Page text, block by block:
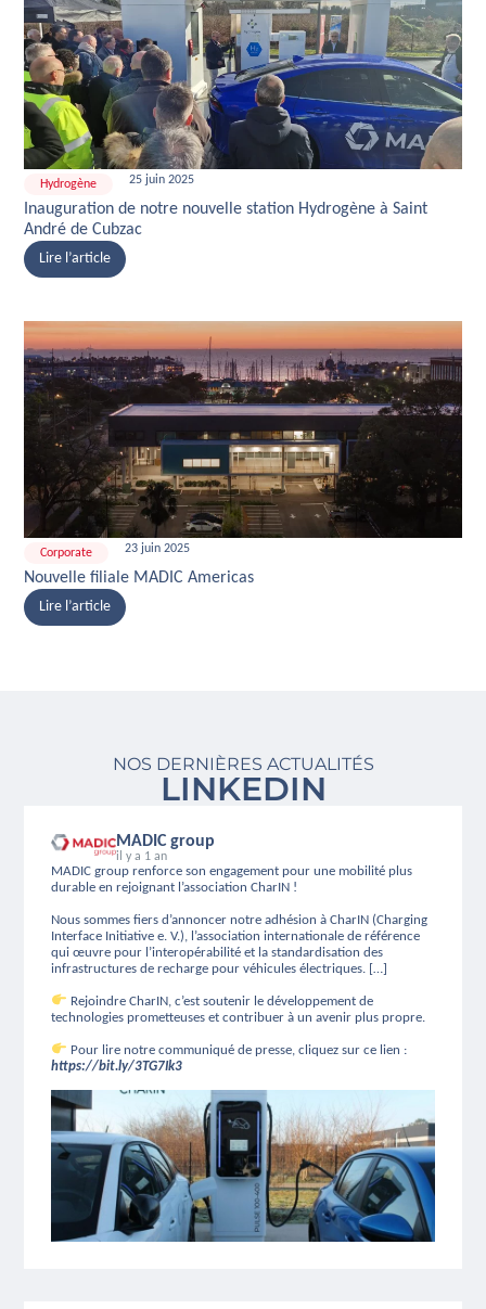
Hydrogène 25 juin 2025
Inauguration de notre nouvelle station Hydrogène à Saint
André de Cubzac
Lire l’article
Corporate 23 juin 2025
Nouvelle filiale MADIC Americas
Lire l’article
NOS DERNIÈRES ACTUALITÉS
LINKEDIN
MADIC group
il y a 1 an
MADIC group renforce son engagement pour une mobilité plus
durable en rejoignant l’association CharIN !
Nous sommes fiers d’annoncer notre adhésion à CharIN (Charging
Interface Initiative e. V.), l’association internationale de référence
qui œuvre pour l’interopérabilité et la standardisation des
infrastructures de recharge pour véhicules électriques. […]
Rejoindre CharIN, c’est soutenir le développement de
technologies prometteuses et contribuer à un avenir plus propre.
Pour lire notre communiqué de presse, cliquez sur ce lien :
https://bit.ly/3TG7Ik3